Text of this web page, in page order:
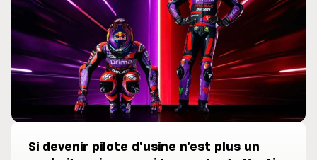
: Horaires et
du GP de Grande-
MOTO GP
Zarco évite l'opération et vise
retour en septembre
Si devenir pilote d'usine n'est plus un